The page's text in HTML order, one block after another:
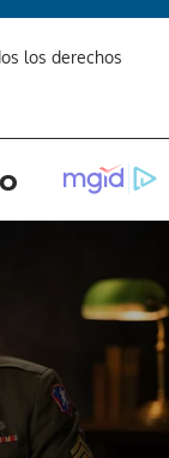
boletín.
los derechos